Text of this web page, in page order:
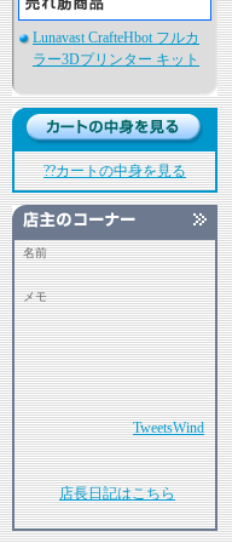
Lunavast CrafteHbot フルカ
ラー3Dプリンター キット
??カートの中身を見る
名前
メモ
TweetsWind
店長日記はこちら